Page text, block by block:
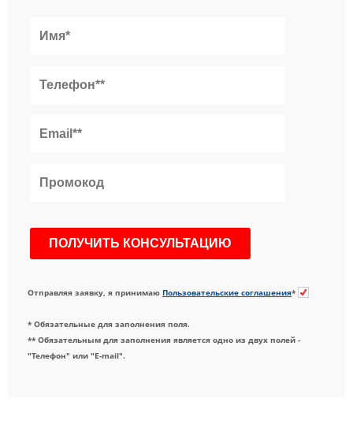
Отправляя заявку, я принимаю Пользовательские соглашения*
* Обязательные для заполнения поля.
** Обязательным для заполнения является одно из двух полей -
"Телефон" или "E-mail".